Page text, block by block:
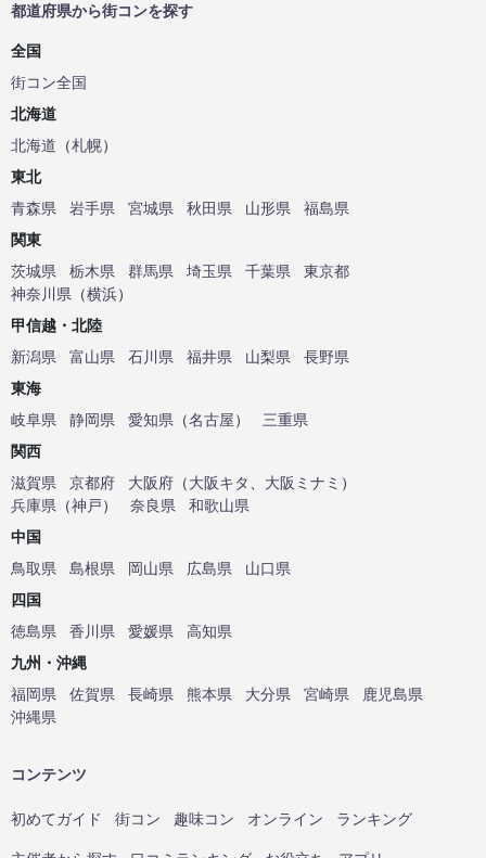
都道府県から街コンを探す
全国
街コン全国
北海道
北海道 （札幌）
東北
青森県
岩手県 宮城県 秋田県 山形県
福島県
関東
茨城県
栃木県 群馬県 埼玉県 千葉県
東京都
神奈川県 （横浜）
甲信越・北陸
新潟県
富山県 石川県 福井県 山梨県
長野県
東海
岐阜県
静岡県 愛知県 （名古屋）
三重県
関西
滋賀県
京都府 大阪府 （大阪キタ 大阪ミナミ ）
兵庫県 （神戸） 奈良県
和歌山県
中国
鳥取県
島根県 岡山県 広島県
山口県
四国
徳島県
香川県 愛媛県
高知県
九州・沖縄
福岡県
佐賀県 長崎県 熊本県 大分県 宮崎県
鹿児島県
沖縄県
コンテンツ
初めてガイド 街コン 趣味コン オンライン ランキング